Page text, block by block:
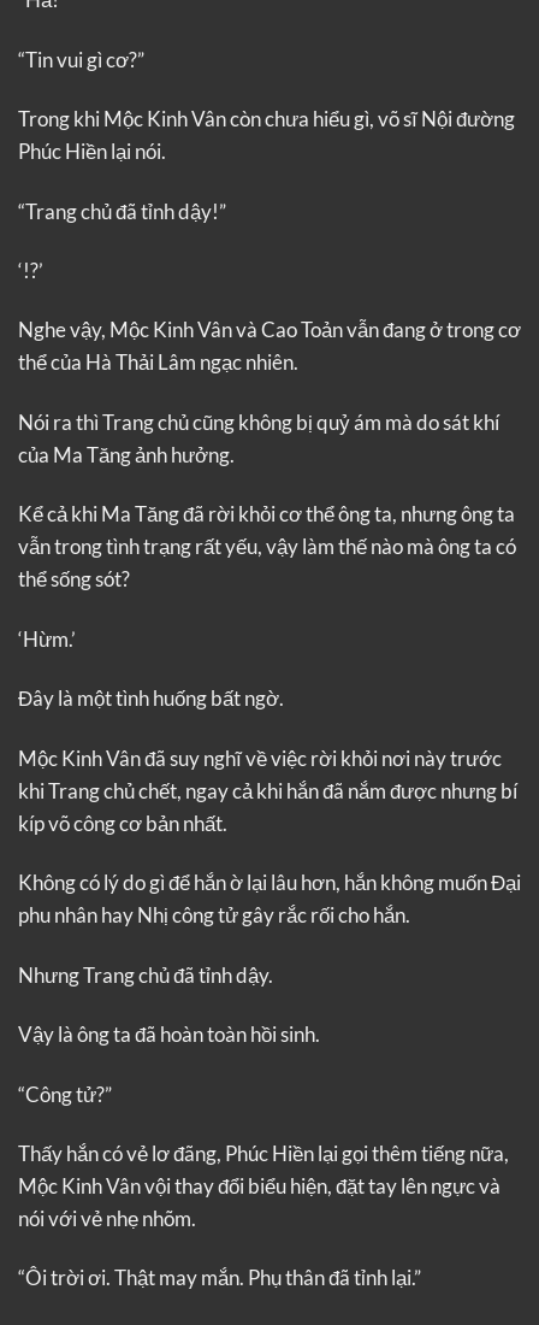
“Tin vui gì cơ?”
Trong khi Mộc Kinh Vân còn chưa hiểu gì, võ sĩ Nội đường
Phúc Hiền lại nói.
“Trang chủ đã tỉnh dậy!”
‘!?’
Nghe vậy, Mộc Kinh Vân và Cao Toản vẫn đang ở trong cơ
thể của Hà Thải Lâm ngạc nhiên.
Nói ra thì Trang chủ cũng không bị quỷ ám mà do sát khí
của Ma Tăng ảnh hưởng.
Kể cả khi Ma Tăng đã rời khỏi cơ thể ông ta, nhưng ông ta
vẫn trong tình trạng rất yếu, vậy làm thế nào mà ông ta có
thể sống sót?
‘Hừm.’
Đây là một tình huống bất ngờ.
Mộc Kinh Vân đã suy nghĩ về việc rời khỏi nơi này trước
khi Trang chủ chết, ngay cả khi hắn đã nắm được nhưng bí
kíp võ công cơ bản nhất.
Không có lý do gì để hắn ờ lại lâu hơn, hắn không muốn Đại
phu nhân hay Nhị công tử gây rắc rối cho hắn.
Nhưng Trang chủ đã tỉnh dậy.
Vậy là ông ta đã hoàn toàn hồi sinh.
“Công tử?”
Thấy hắn có vẻ lơ đãng, Phúc Hiền lại gọi thêm tiếng nữa,
Mộc Kinh Vân vội thay đổi biểu hiện, đặt tay lên ngực và
nói với vẻ nhẹ nhõm.
“Ôi trời ơi. Thật may mắn. Phụ thân đã tỉnh lại.”